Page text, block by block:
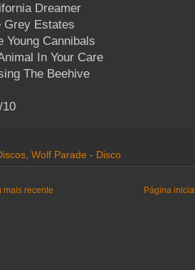
Dreamer
Grey Estates
Young Cannibals
In Your Care
The Beehive
10
, Wolf Parade - Disco
mais recente Página